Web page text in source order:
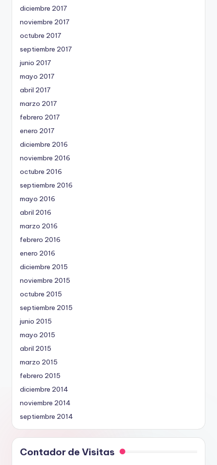
diciembre 2017
noviembre 2017
octubre 2017
septiembre 2017
junio 2017
mayo 2017
abril 2017
marzo 2017
febrero 2017
enero 2017
diciembre 2016
noviembre 2016
octubre 2016
septiembre 2016
mayo 2016
abril 2016
marzo 2016
febrero 2016
enero 2016
diciembre 2015
noviembre 2015
octubre 2015
septiembre 2015
junio 2015
mayo 2015
abril 2015
marzo 2015
febrero 2015
diciembre 2014
noviembre 2014
septiembre 2014
Contador de Visitas